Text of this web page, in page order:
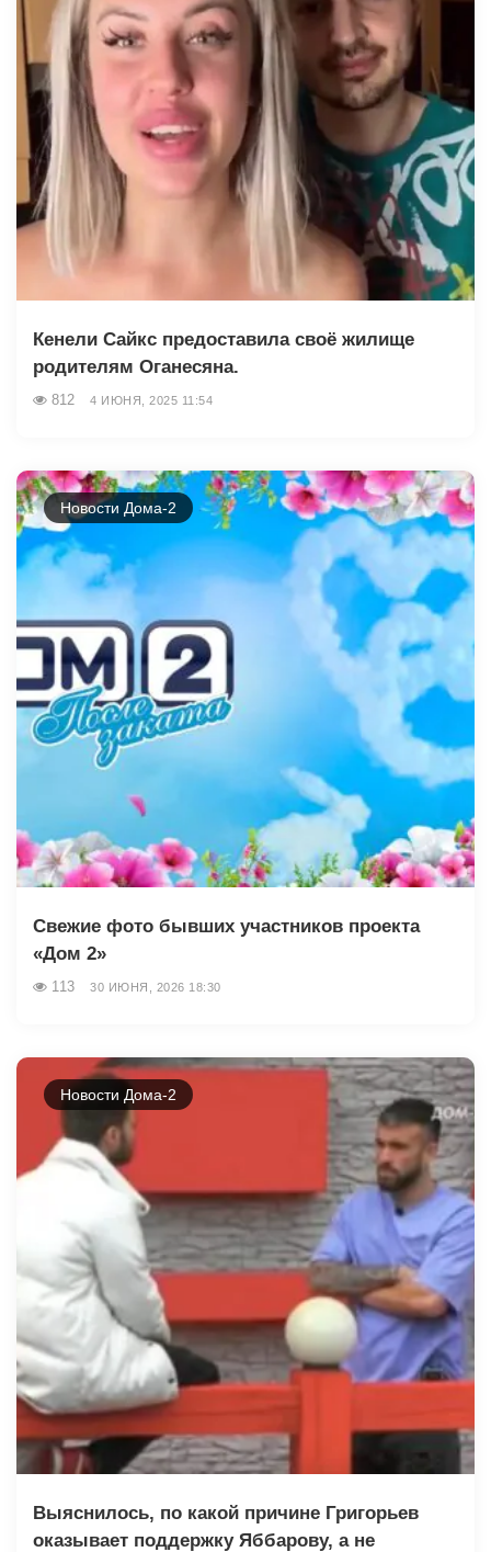
Кенели Сайкс предоставила своё жилище
родителям Оганесяна.
812 4 ИЮНЯ, 2025 11:54
Новости Дома-2
Свежие фото бывших участников проекта
«Дом 2»
113 30 ИЮНЯ, 2026 18:30
Новости Дома-2
Выяснилось, по какой причине Григорьев
оказывает поддержку Яббарову, а не